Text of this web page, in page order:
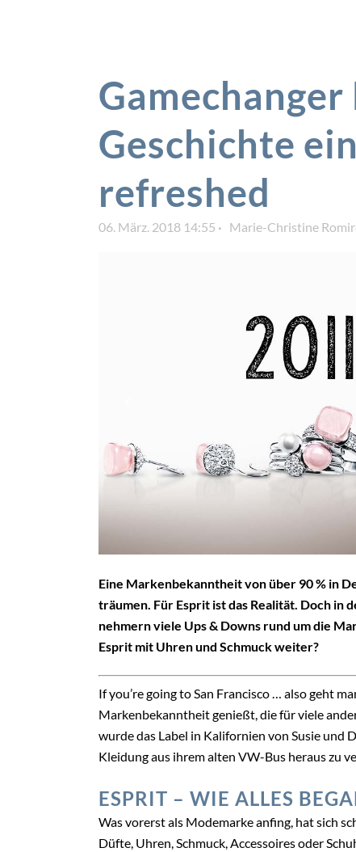
Geschichte
refreshed
06. März. 2018 14:55 Marie-Christine
Eine Markenbekanntheit von über 90 % in
träumen. Für Esprit ist das Realität. Doch in
nehmern viele Ups & Downs rund um die
Esprit mit Uhren und Schmuck weiter?
If you’re going to San Francisco … also geht
Markenbekanntheit genießt, die für viele
wurde das Label in Kalifornien von Susie und
Kleidung aus ihrem alten VW-Bus heraus zu
ESPRIT – WIE ALLES
Was vorerst als Modemarke anfing, hat sich
Düfte, Uhren, Schmuck, Accessoires oder